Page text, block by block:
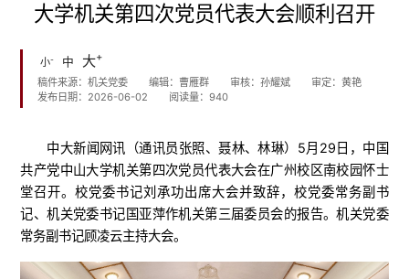
大学机关第四次党员代表大会顺利召开
小- 中 大+
稿件来源：机关党委
编辑：曹雁群 审核：孙耀斌
审定：黄艳
发布日期：2026-06-02
阅读量：940
中大新闻网讯（通讯员张照、聂林、林琳）5月29日，中国
共产党中山大学机关第四次党员代表大会在广州校区南校园怀士
堂召开。校党委书记刘承功出席大会并致辞，校党委常务副书
记、机关党委书记国亚萍作机关第三届委员会的报告。机关党委
常务副书记顾凌云主持大会。